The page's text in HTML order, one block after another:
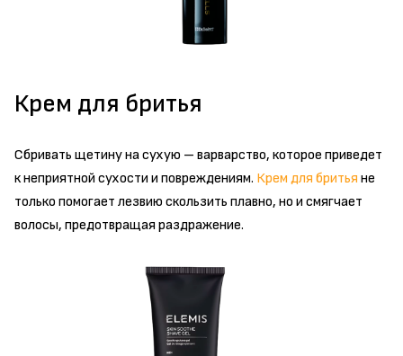
Крем для бритья
Сбривать щетину на сухую – варварство, которое приведет
к неприятной сухости и повреждениям. Крем для бритья не
только помогает лезвию скользить плавно, но и смягчает
волосы, предотвращая раздражение.